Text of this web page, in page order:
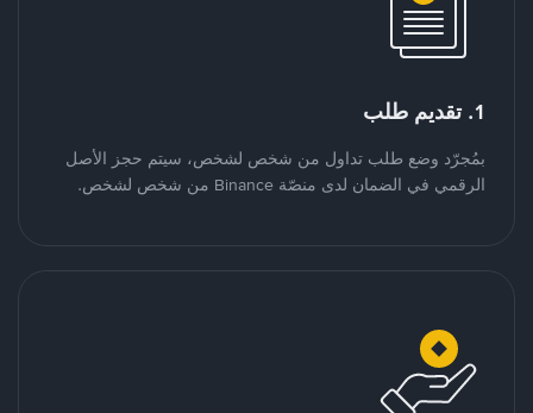
1. تقديم طلب
بمُجرّد وضع طلب تداول من شخص لشخص، سيتم حجز الأصل
الرقمي في الضمان لدى منصّة Binance من شخص لشخص.